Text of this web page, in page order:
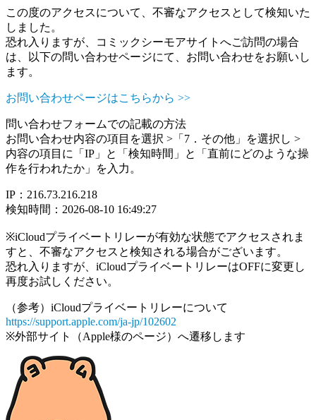
この度のアクセスについて、不審なアクセスとして検知いた
しました。
恐れ入りますが、コミックシーモアサイトへご訪問の場合
は、以下の問い合わせページにて、お問い合わせをお願いし
ます。
お問い合わせページはこちらから >>
問い合わせフォームでの記載の方法
お問い合わせ内容の項目を選択 >「7．その他」を選択し >
内容の項目に「IP」と「検知時間」と「直前にどのような操
作を行われたか」を入力。
IP：216.73.216.218
検知時間：2026-08-10 16:49:27
※iCloudプライベートリレーが有効な状態でアクセスされま
すと、不審なアクセスと検知される場合がございます。
恐れ入りますが、iCloudプライベートリレーはOFFに変更し
再度お試しください。
（参考）iCloudプライベートリレーについて
https://support.apple.com/ja-jp/102602
※外部サイト（Apple様のページ）へ遷移します